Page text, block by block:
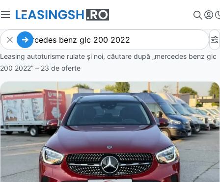
Leasing autoturisme rulate și noi, căutare după „mercedes benz glc
200 2022” – 23 de oferte